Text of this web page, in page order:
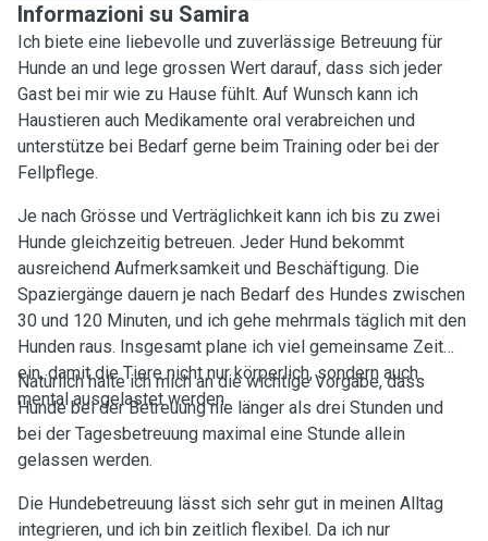
Informazioni su Samira
Ich biete eine liebevolle und zuverlässige Betreuung für
Hunde an und lege grossen Wert darauf, dass sich jeder
Gast bei mir wie zu Hause fühlt. Auf Wunsch kann ich
Haustieren auch Medikamente oral verabreichen und
unterstütze bei Bedarf gerne beim Training oder bei der
Fellpflege.
Je nach Grösse und Verträglichkeit kann ich bis zu zwei
Hunde gleichzeitig betreuen. Jeder Hund bekommt
ausreichend Aufmerksamkeit und Beschäftigung. Die
Spaziergänge dauern je nach Bedarf des Hundes zwischen
30 und 120 Minuten, und ich gehe mehrmals täglich mit den
Hunden raus. Insgesamt plane ich viel gemeinsame Zeit
ein, damit die Tiere nicht nur körperlich, sondern auch
mental ausgelastet werden.
Natürlich halte ich mich an die wichtige Vorgabe, dass
Hunde bei der Betreuung nie länger als drei Stunden und
bei der Tagesbetreuung maximal eine Stunde allein
gelassen werden.
Die Hundebetreuung lässt sich sehr gut in meinen Alltag
integrieren, und ich bin zeitlich flexibel. Da ich nur